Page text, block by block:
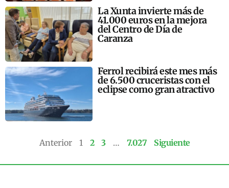
La Xunta invierte más de
41.000 euros en la mejora
del Centro de Día de
Caranza
Ferrol recibirá este mes más
de 6.500 cruceristas con el
eclipse como gran atractivo
Anterior 1 2 3 … 7.027 Siguiente